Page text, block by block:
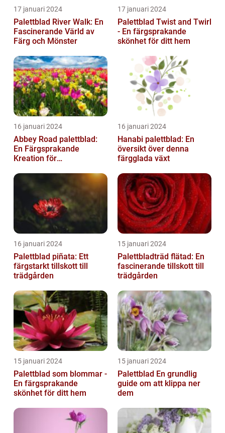
17 januari 2024
Palettblad River Walk: En
Fascinerande Värld av
Färg och Mönster
17 januari 2024
Palettblad Twist and Twirl
- En färgsprakande
skönhet för ditt hem
16 januari 2024
Abbey Road palettblad:
En Färgsprakande
Kreation för
16 januari 2024
Hanabi palettblad: En
översikt över denna
färgglada växt
16 januari 2024
Palettblad piñata: Ett
färgstarkt tillskott till
trädgården
15 januari 2024
Palettbladträd flätad: En
fascinerande tillskott till
trädgården
15 januari 2024
Palettblad som blommar -
En färgsprakande
skönhet för ditt hem
15 januari 2024
Palettblad En grundlig
guide om att klippa ner
dem